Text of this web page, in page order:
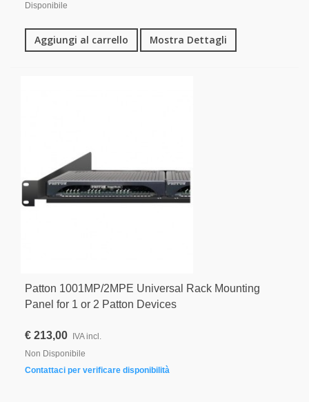
Disponibile
Aggiungi al carrello Mostra Dettagli
Patton 1001MP/2MPE Universal Rack Mounting
Panel for 1 or 2 Patton Devices
€ 213,00 IVA incl.
Non Disponibile
Contattaci per verificare disponibilità